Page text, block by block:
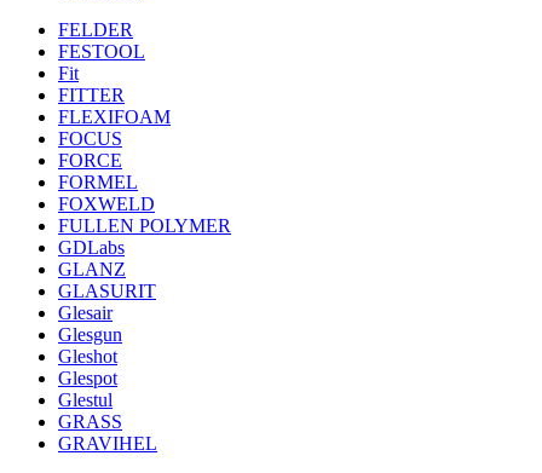
FELDER
FESTOOL
Fit
FITTER
FLEXIFOAM
FOCUS
FORCE
FORMEL
FOXWELD
FULLEN POLYMER
GDLabs
GLANZ
GLASURIT
Glesair
Glesgun
Gleshot
Glespot
Glestul
GRASS
GRAVIHEL